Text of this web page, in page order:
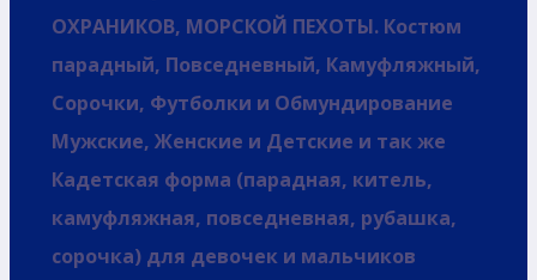
ОХРАНИКОВ, МОРСКОЙ ПЕХОТЫ. Костюм
парадный, Повседневный, Камуфляжный,
Сорочки, Футболки и Обмундирование
Мужские, Женские и Детские и так же
Кадетская форма (парадная, китель,
камуфляжная, повседневная, рубашка,
сорочка) для девочек и мальчиков